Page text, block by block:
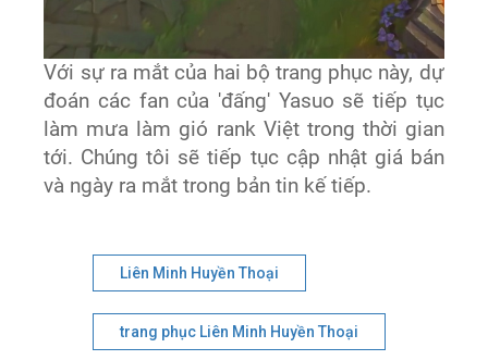
Với sự ra mắt của hai bộ trang phục này, dự
đoán các fan của 'đấng' Yasuo sẽ tiếp tục
làm mưa làm gió rank Việt trong thời gian
tới. Chúng tôi sẽ tiếp tục cập nhật giá bán
và ngày ra mắt trong bản tin kế tiếp.
Liên Minh Huyền Thoại
trang phục Liên Minh Huyền Thoại